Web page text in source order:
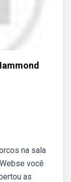
na sala
você
as